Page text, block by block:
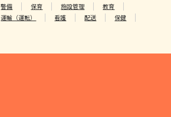
警備 保育 施設管理
教育
運輸（運転） 看護 配送
保健